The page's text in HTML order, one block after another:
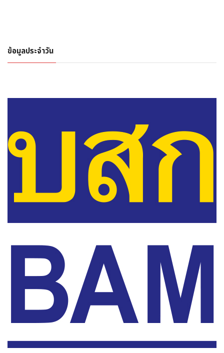
ข้อมูลประจำวัน